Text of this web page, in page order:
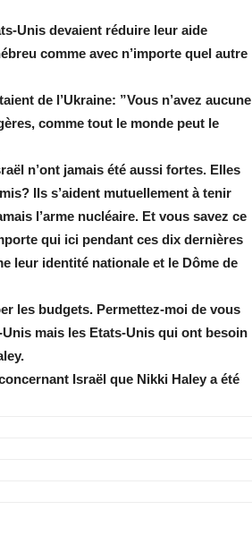
Unis devaient réduire leur aide
comme avec n’importe quel autre
de l’Ukraine: ”Vous n’avez aucune
comme tout le monde peut le
n’ont jamais été aussi fortes. Elles
Ils s’aident mutuellement à tenir
l’arme nucléaire. Et vous savez ce
qui ici pendant ces dix dernières
leur identité nationale et le Dôme de
les budgets. Permettez-moi de vous
mais les Etats-Unis qui ont besoin
Israël que Nikki Haley a été